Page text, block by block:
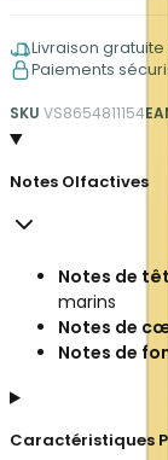
Livraison
Paiements
SKU VS8654811154
Notes Olfactives
Notes de
marins
Notes de
Notes de
Caractéristiques